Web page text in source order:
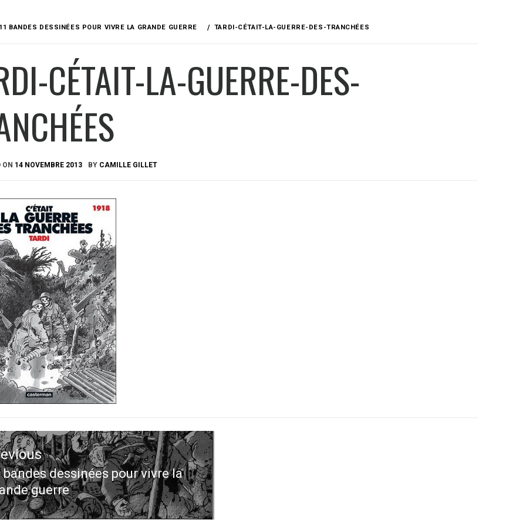
11 BANDES DESSINÉES POUR VIVRE LA GRANDE GUERRE TARDI-CÉTAIT-LA-GUERRE-DES-TRANCHÉES
CÉTAIT-LA-GUERRE-DES-
ON 14 NOVEMBRE 2013 BY CAMILLE GILLET
bandes dessinées pour vivre la
guerre